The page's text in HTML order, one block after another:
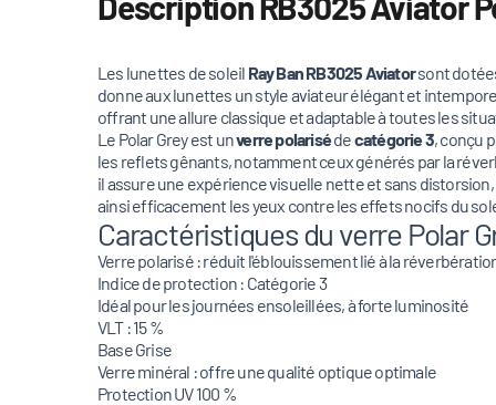
Les lunettes de soleil Ray Ban RB3025 Aviatorsont
donne aux lunettes un style aviateur élégant et
offrant une allure classique et adaptable à toutes les
Le Polar Grey est unverrepolarisédecatégorie 3, conçu
les reflets gênants, notamment ceux générés par la
il assure une expérience visuelle nette et sans
ainsi efficacement les yeux contre les effets nocifs du
Caractéristiques du verre Polar
Verre polarisé : réduit l'éblouissement lié à la
Indice de protection : Catégorie 3
Idéal pour les journées ensoleillées, à forte luminosité
VLT : 15 %
Base Grise
Verre minéral : offre une qualité optique optimale
Protection UV 100 %